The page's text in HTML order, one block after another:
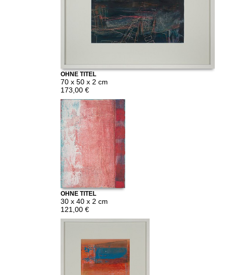
OHNE TITEL
70 x 50 x 2 cm
173,00 €
OHNE TITEL
30 x 40 x 2 cm
121,00 €